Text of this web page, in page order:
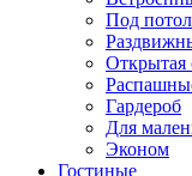
Под
Открытая
Гардероб
Для
Эконом
Гостиные